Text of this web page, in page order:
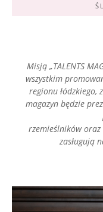
Misją „TALENTS
wszystkim
regionu łódzkiego,
magazyn będzie
rzemieślników
zasługują